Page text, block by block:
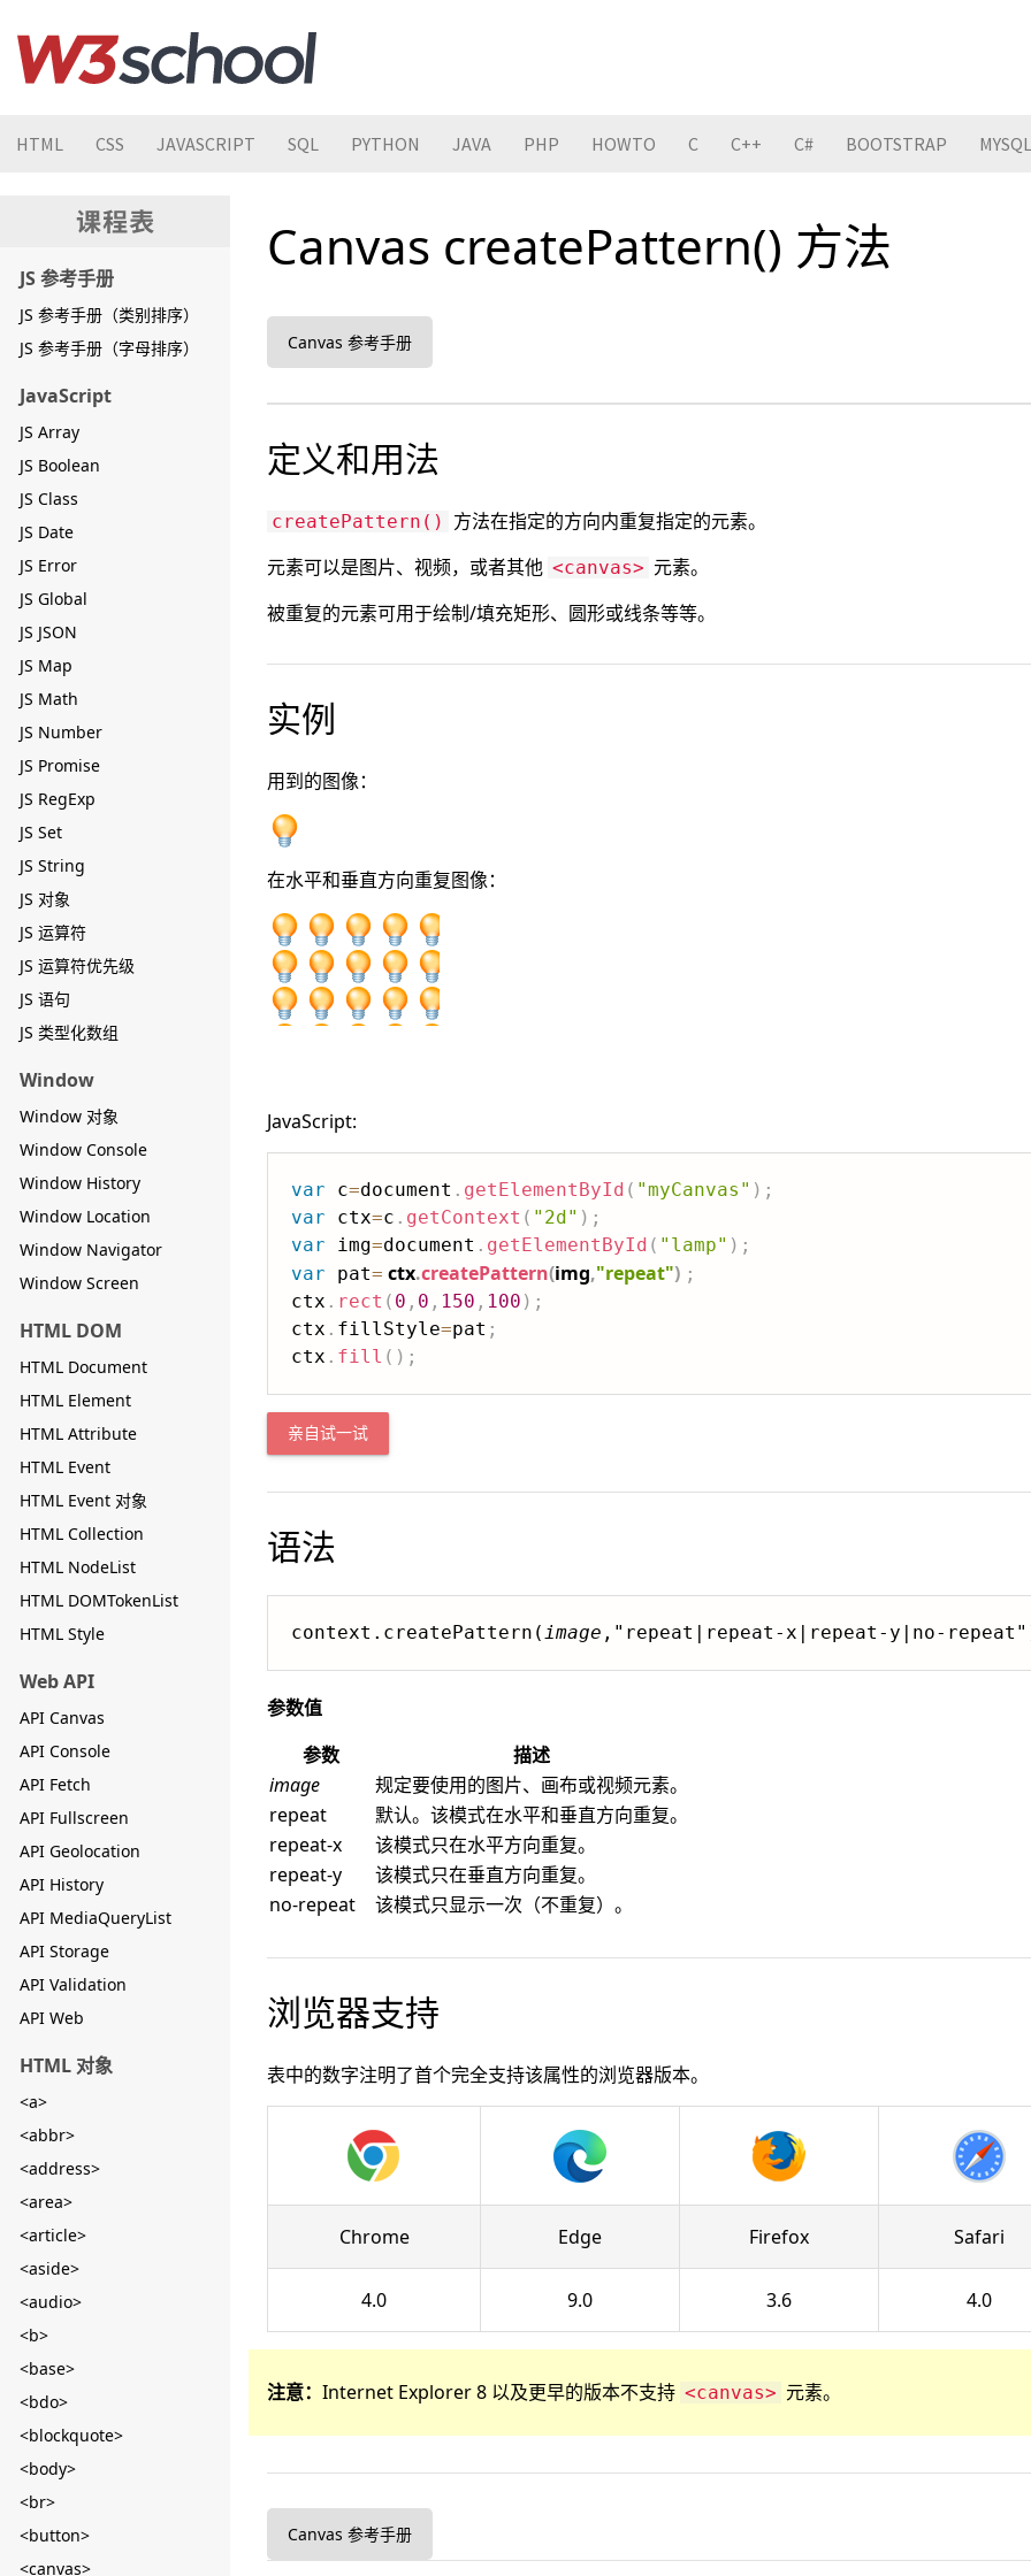
HTML CSS JAVASCRIPT SQL PYTHON JAVA PHP HOWTO C C++ C# BOOTSTRAP MYSQL
JS 参考手册
JS 参考手册（类别排序）
JS 参考手册（字母排序）
JavaScript
JS Array
JS Boolean
JS Class
JS Date
JS Error
JS Global
JS JSON
JS Map
JS Math
JS Number
JS Promise
JS RegExp
JS Set
JS String
JS 对象
JS 运算符
JS 运算符优先级
JS 语句
JS 类型化数组
Window
Window 对象
Window Console
Window History
Window Location
Window Navigator
Window Screen
HTML DOM
HTML Document
HTML Element
HTML Attribute
HTML Event
HTML Event 对象
HTML Collection
HTML NodeList
HTML DOMTokenList
HTML Style
Web API
API Canvas
API Console
API Fetch
API Fullscreen
API Geolocation
API History
API MediaQueryList
API Storage
API Validation
API Web
HTML 对象
<a>
<abbr>
<address>
<area>
<article>
<aside>
<audio>
<b>
<base>
<bdo>
<blockquote>
<body>
<br>
<button>
<canvas>
Canvas createPattern() 方法
Canvas 参考手册
定义和用法
createPattern()
方法在指定的方向内重复指定的元素。
元素可以是图片、视频，或者其他 <canvas> 元素。
被重复的元素可用于绘制/填充矩形、圆形或线条等等。
实例
用到的图像：
在水平和垂直方向重复图像：
JavaScript:
var c=document . getElementById ( "myCanvas" ) ;
var ctx=c . getContext ( "2d" ) ;
var img=document . getElementById ( "lamp" ) ;
var pat= ctx.createPattern(img,"repeat") ;
ctx . rect ( 0 , 0 , 150 , 100 ) ;
ctx . fillStyle=pat ;
ctx . fill ( ) ;
亲自试一试
语法
context.createPattern(image ,"repeat|repeat-x|repeat-y|no-
参数值
参数
描述
image
规定要使用的图片、画布或视频元素。
repeat
默认。该模式在水平和垂直方向重复。
repeat-x
该模式只在水平方向重复。
repeat-y
该模式只在垂直方向重复。
no-repeat
该模式只显示一次（不重复）。
浏览器支持
表中的数字注明了首个完全支持该属性的浏览器版本。
Chrome Edge Firefox Safari
4.0 9.0 3.6 4.0
注意： Internet Explorer 8 以及更早的版本不支持 <canvas> 元素。
Canvas 参考手册